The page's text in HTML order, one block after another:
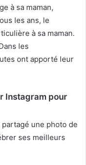
à sa maman,
les ans, le
à sa maman.
les
ont apporté leur
Instagram pour
partagé une photo de
ses meilleurs